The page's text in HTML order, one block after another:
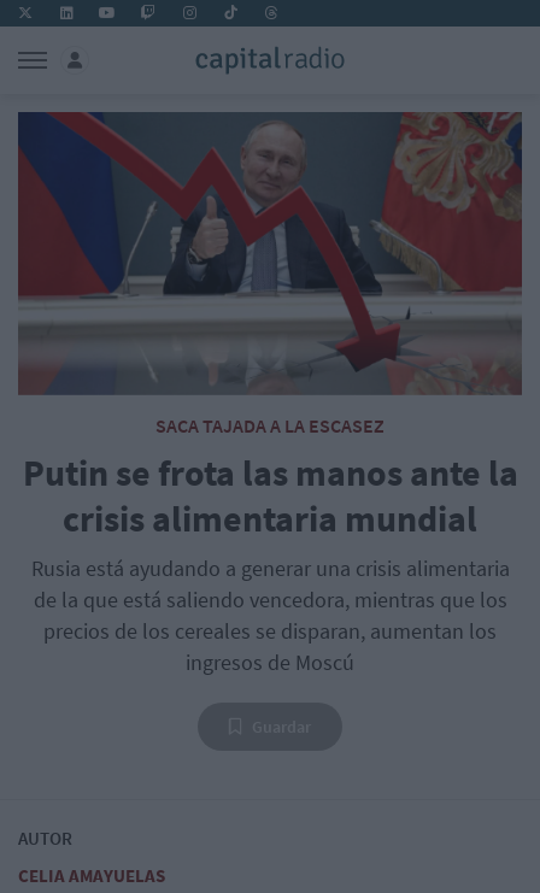
SACA TAJADA A LA ESCASEZ
Putin se frota las manos ante la
crisis alimentaria mundial
Rusia está ayudando a generar una crisis alimentaria
de la que está saliendo vencedora, mientras que los
precios de los cereales se disparan, aumentan los
ingresos de Moscú
AUTOR
CELIA AMAYUELAS